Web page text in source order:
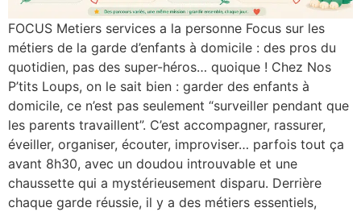
FOCUS Metiers services a la personne Focus sur les
métiers de la garde d’enfants à domicile : des pros du
quotidien, pas des super-héros… quoique ! Chez Nos
P’tits Loups, on le sait bien : garder des enfants à
domicile, ce n’est pas seulement “surveiller pendant que
les parents travaillent”. C’est accompagner, rassurer,
éveiller, organiser, écouter, improviser… parfois tout ça
avant 8h30, avec un doudou introuvable et une
chaussette qui a mystérieusement disparu. Derrière
chaque garde réussie, il y a des métiers essentiels,